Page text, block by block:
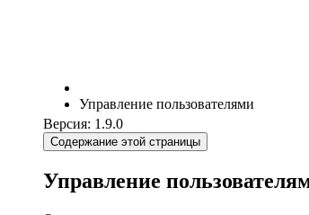
Управление пользователями
Версия: 1.9.0
Содержание этой страницы
Управление